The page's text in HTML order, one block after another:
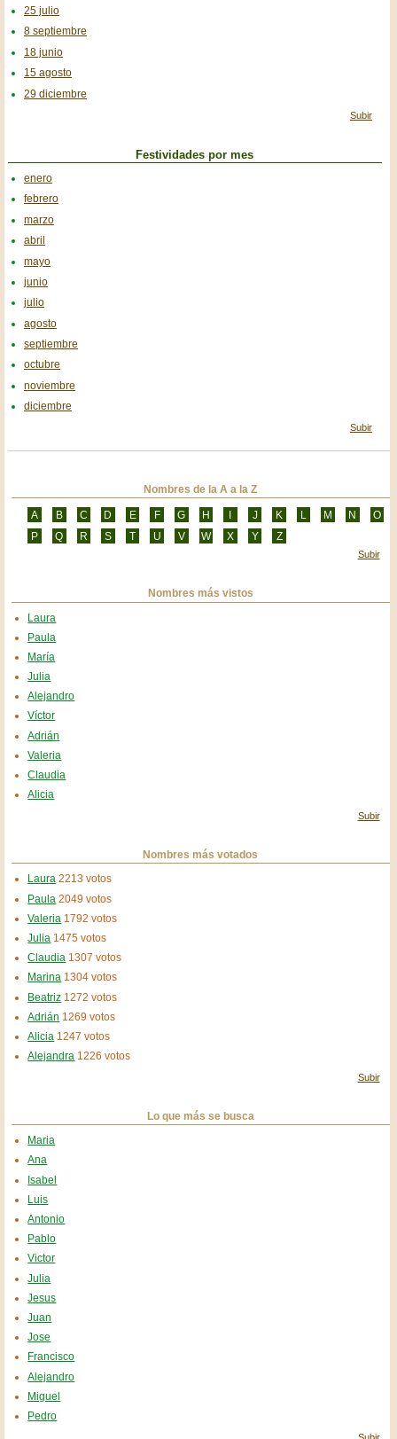
25 julio
8 septiembre
18 junio
15 agosto
29 diciembre
Subir
Festividades por mes
enero
febrero
marzo
abril
mayo
junio
julio
agosto
septiembre
octubre
noviembre
diciembre
Subir
Nombres de la A a la Z
A B C D E F G H I J K L M N
O
P
Q R S T U V W X Y Z
Subir
Nombres más vistos
Laura
Paula
María
Julia
Alejandro
Víctor
Adrián
Valeria
Claudia
Alicia
Subir
Nombres más votados
Laura 2213 votos
Paula 2049 votos
Valeria 1792 votos
Julia 1475 votos
Claudia 1307 votos
Marina 1304 votos
Beatriz 1272 votos
Adrián 1269 votos
Alicia 1247 votos
Alejandra 1226 votos
Subir
Lo que más se busca
Maria
Ana
Isabel
Luis
Antonio
Pablo
Victor
Julia
Jesus
Juan
Jose
Francisco
Alejandro
Miguel
Pedro